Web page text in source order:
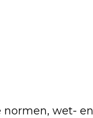
wet- en